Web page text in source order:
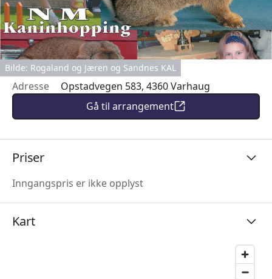
Bilde: Rogaland og Jæren og Sandnes KAL
Adresse
Opstadvegen 583, 4360 Varhaug
Gå til arrangement
Priser
Inngangspris er ikke opplyst
Kart